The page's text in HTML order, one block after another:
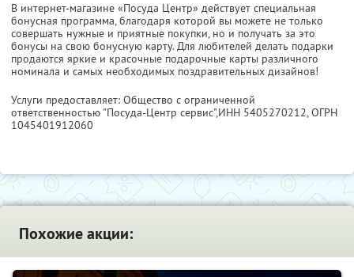
В интернет-магазине «Посуда Центр» действует специальная
бонусная программа, благодаря которой вы можете не только
совершать нужные и приятные покупки, но и получать за это
бонусы на свою бонусную карту. Для любителей делать подарки
продаются яркие и красочные подарочные карты различного
номинала и самых необходимых поздравительных дизайнов!
Услуги предоставляет: Общество с ограниченной
ответственностью "Посуда-Центр сервис",ИНН 5405270212, ОГРН
1045401912060
Похожие акции: